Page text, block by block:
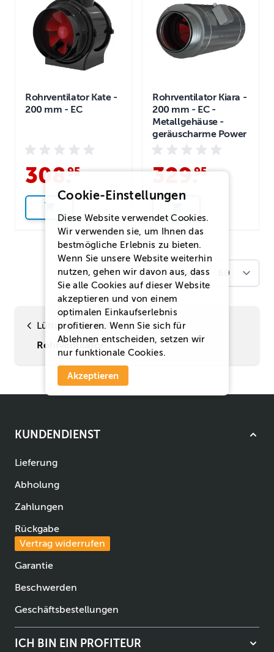
Lüftung & Elektro
Rohrventilator
Rohrventilator Kate -
200 mm - EC
308.95
Rohrventilator Kiara -
200 mm - EC -
Metallgehäuse -
geräuscharme Power
329.95
Anzeigen
KUNDENDIENST
Lieferung
Abholung
Zahlungen
Rückgabe
Vertrag widerrufen
Garantie
Beschwerden
Geschäftsbestellungen
ICH BIN EIN PROFITEUR
Cookie-Einstellungen
Diese Website verwendet Cookies.
Wir verwenden sie, um Ihnen das
bestmögliche Erlebnis zu bieten.
Wenn Sie unsere Website weiterhin
nutzen, gehen wir davon aus, dass
Sie alle Cookies auf dieser Website
akzeptieren und von einem
optimalen Einkaufserlebnis
profitieren. Wenn Sie sich für
Ablehnen entscheiden, setzen wir
nur funktionale Cookies.
Akzeptieren